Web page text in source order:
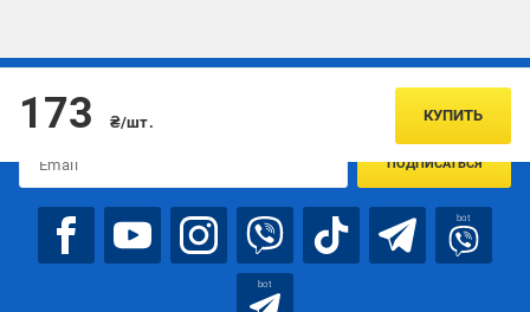
173 ₴/шт. КУПИТЬ
Подписывайтесь, чтобы узнавать первым об акцияx и
ПОДПИСАТЬСЯ
bot
bot